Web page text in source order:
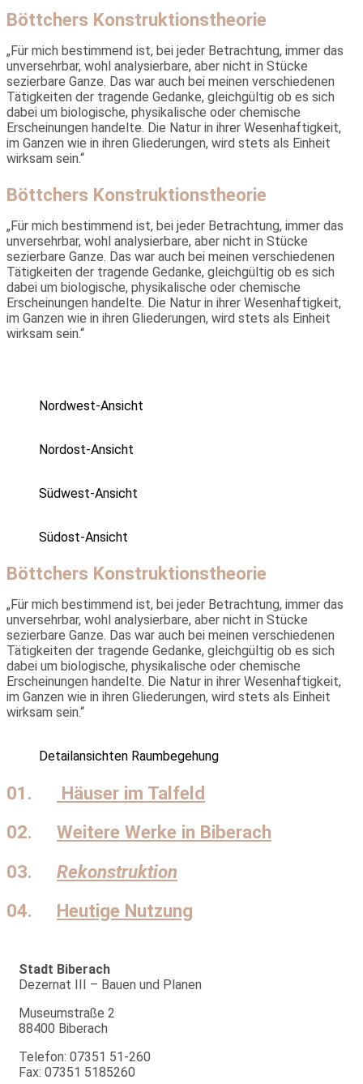
Böttchers Konstruktionstheorie
„Für mich bestimmend ist, bei jeder Betrachtung, immer das
unver­sehrbar, wohl analysierbare, aber nicht in Stücke
sezierbare Ganze. Das war auch bei meinen verschiedenen
Tätigkeiten der tragende Gedanke, gleichgültig ob es sich
dabei um biologische, physikalische oder chemische
Erscheinungen handelte. Die Natur in ihrer Wesenhaftigkeit,
im Ganzen wie in ihren Gliederungen, wird stets als Einheit
wirksam sein.“
Böttchers Konstruktionstheorie
„Für mich bestimmend ist, bei jeder Betrachtung, immer das
unver­sehrbar, wohl analysierbare, aber nicht in Stücke
sezierbare Ganze. Das war auch bei meinen verschiedenen
Tätigkeiten der tragende Gedanke, gleichgültig ob es sich
dabei um biologische, physikalische oder chemische
Erscheinungen handelte. Die Natur in ihrer Wesenhaftigkeit,
im Ganzen wie in ihren Gliederungen, wird stets als Einheit
wirksam sein.“
Nordwest-Ansicht
Nordost-Ansicht
Südwest-Ansicht
Südost-Ansicht
Böttchers Konstruktionstheorie
„Für mich bestimmend ist, bei jeder Betrachtung, immer das
unver­sehrbar, wohl analysierbare, aber nicht in Stücke
sezierbare Ganze. Das war auch bei meinen verschiedenen
Tätigkeiten der tragende Gedanke, gleichgültig ob es sich
dabei um biologische, physikalische oder chemische
Erscheinungen handelte. Die Natur in ihrer Wesenhaftigkeit,
im Ganzen wie in ihren Gliederungen, wird stets als Einheit
wirksam sein.“
Detailansichten Raumbegehung
01.
Häuser im Talfeld
02. Weitere Werke in Biberach
03. Rekonstruktion
04. Heutige Nutzung
Stadt Biberach
Dezernat III – Bauen und Planen
Museumstraße 2
88400 Biberach
Telefon: 07351 51-260
Fax: 07351 5185260